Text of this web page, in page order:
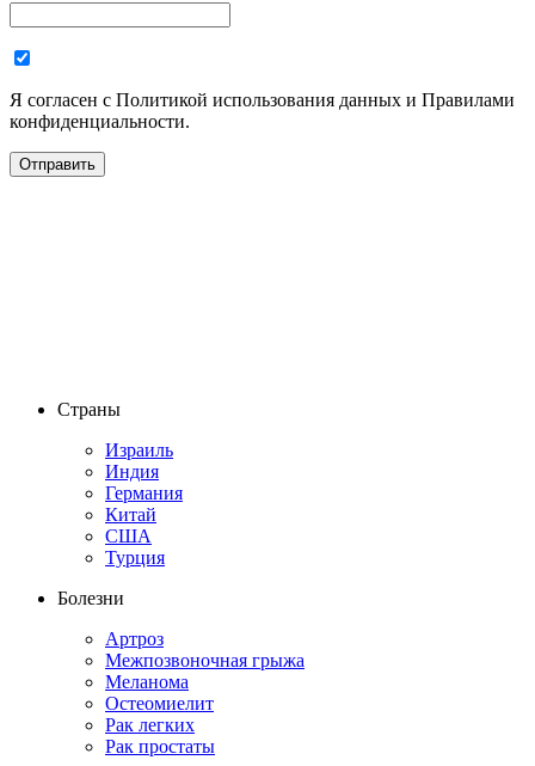
Я согласен с Политикой использования данных и Правилами
конфиденциальности.
Страны
Израиль
Индия
Германия
Китай
США
Турция
Болезни
Артроз
Межпозвоночная грыжа
Меланома
Остеомиелит
Рак легких
Рак простаты